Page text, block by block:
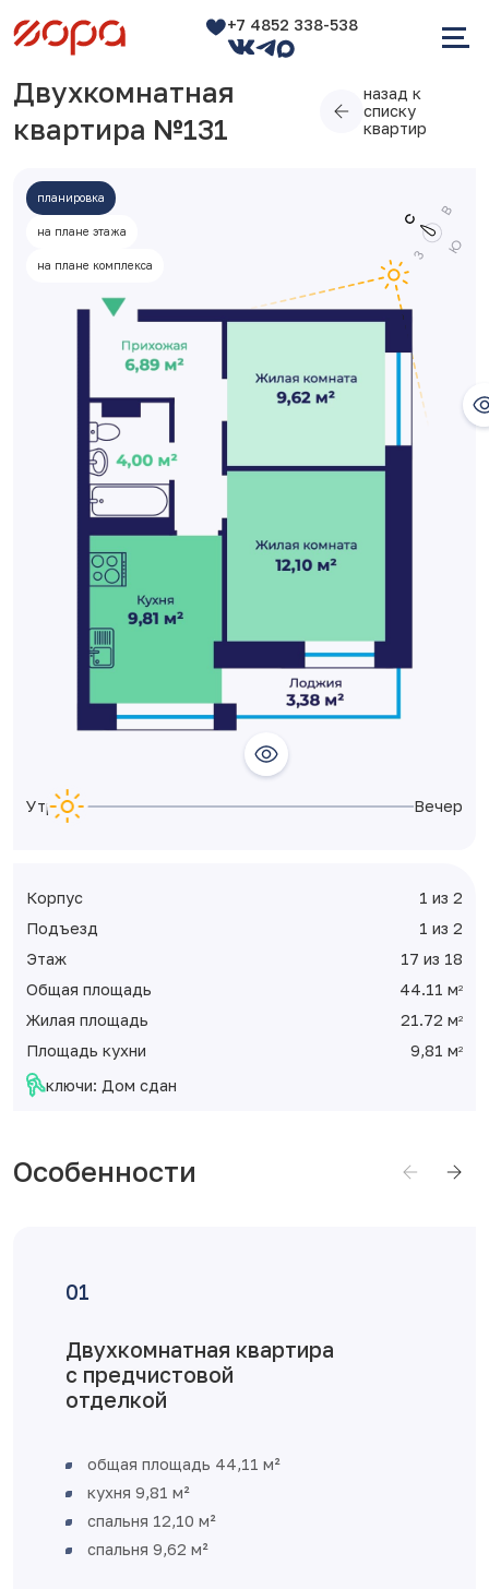
+7 4852 338-538
Двухкомнатная
квартира №131
назад к
списку
квартир
планировка
на плане этажа
на плане комплекса
Утро Вечер
Корпус
1 из 2
Подъезд
1 из 2
Этаж
17 из 18
Общая площадь
44.11 м2
Жилая площадь 21.72 м2
Площадь кухни 9,81 м2
ключи: Дом сдан
Особенности
Двухкомнатная квартира
с предчистовой
отделкой
общая площадь 44,11 м²
кухня 9,81 м²
спальня 12,10 м²
спальня 9,62 м²